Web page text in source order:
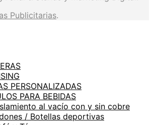
Publicitarias.
PERSONALIZADAS
PARA BEBIDAS
al vacío con y sin cobre
/ Botellas deportivas